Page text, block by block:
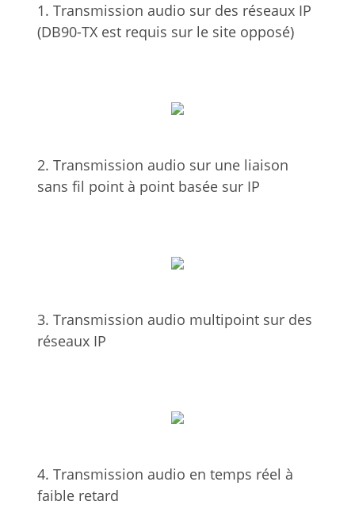
1. Transmission audio sur des réseaux IP
(DB90-TX est requis sur le site opposé)
2. Transmission audio sur une liaison
sans fil point à point basée sur IP
3. Transmission audio multipoint sur des
réseaux IP
4. Transmission audio en temps réel à
faible retard